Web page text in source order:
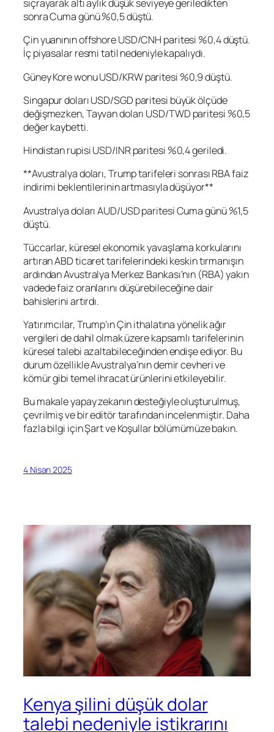
sıçrayarak altı aylık düşük seviyeye geriledikten
sonra Cuma günü %0,5 düştü.
Çin yuanının offshoreUSD/CNH paritesi %0,4 düştü.
İç piyasalar resmi tatil nedeniyle kapalıydı.
Güney Kore wonuUSD/KRWparitesi %0,9 düştü.
Singapur dolarıUSD/SGD paritesi büyük ölçüde
değişmezken, Tayvan doları USD/TWD paritesi %0,5
değer kaybetti.
Hindistan rupisiUSD/INRparitesi %0,4 geriledi.
**Avustralya doları, Trump tarifeleri sonrası RBA faiz
indirimi beklentilerinin artmasıyla düşüyor**
Avustralya dolarıAUD/USDparitesi Cuma günü %1,5
düştü.
Tüccarlar, küresel ekonomik yavaşlama korkularını
artıran ABD ticaret tarifelerindeki keskin tırmanışın
ardından Avustralya Merkez Bankası’nın (RBA) yakın
vadede faiz oranlarını düşürebileceğine dair
bahislerini artırdı.
Yatırımcılar, Trump’ın Çin ithalatına yönelik ağır
vergileri de dahil olmak üzere kapsamlı tarifelerinin
küresel talebi azaltabileceğinden endişe ediyor. Bu
durum özellikle Avustralya’nın demir cevheri ve
kömür gibi temel ihracat ürünlerini etkileyebilir.
Bu makale yapay zekanın desteğiyle oluşturulmuş,
çevrilmiş ve bir editör tarafından incelenmiştir. Daha
fazla bilgi için Şart ve Koşullar bölümümüze bakın.
4 Nisan 2025
Kenya şilini düşük dolar
talebi nedeniyle istikrarını